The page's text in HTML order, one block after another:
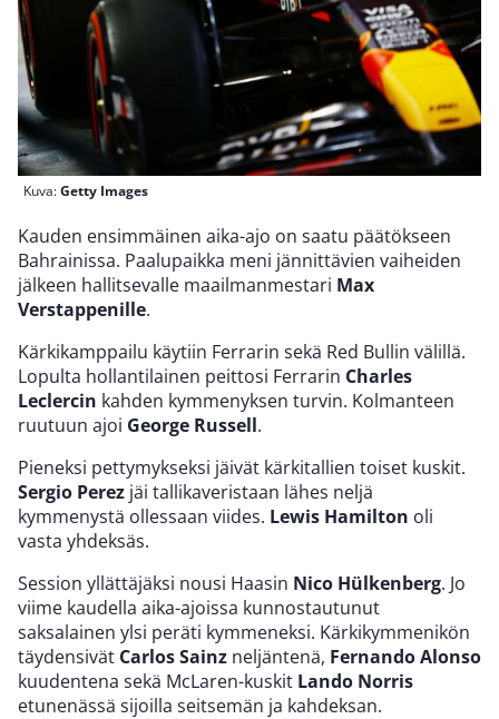
Kuva:Getty Images
Kauden ensimmäinen aika-ajo on saatu päätökseen
Bahrainissa. Paalupaikka meni jännittävien vaiheiden
jälkeen hallitsevalle maailmanmestari Max
Verstappenille.
Kärkikamppailu käytiin Ferrarin sekä Red Bullin välillä.
Lopulta hollantilainen peittosi Ferrarin Charles
Leclercin kahden kymmenyksen turvin. Kolmanteen
ruutuun ajoi George Russell.
Pieneksi pettymykseksi jäivät kärkitallien toiset kuskit.
Sergio Perez jäi tallikaveristaan lähes neljä
kymmenystä ollessaan viides. Lewis Hamilton oli
vasta yhdeksäs.
Session yllättäjäksi nousi Haasin Nico Hülkenberg. Jo
viime kaudella aika-ajoissa kunnostautunut
saksalainen ylsi peräti kymmeneksi. Kärkikymmenikön
täydensivät Carlos Sainz neljäntenä, Fernando Alonso
kuudentena sekä McLaren-kuskit Lando Norris
etunenässä sijoilla seitsemän ja kahdeksan.